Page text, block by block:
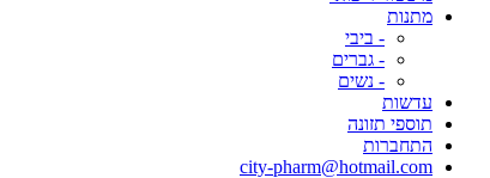
מתנות
- ביבי
- גברים
- נשים
עדשות
תוספי תזונה
התחברות
city-pharm@hotmail.com